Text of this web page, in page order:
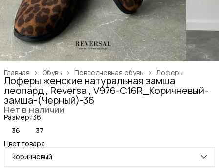
Лоферы
Повседневная обувь ›
Обувь ›
Главная ›
Лоферы женские натуральная замша
леопард , Reversal, V976-C16R_Коричневый-
замша-(Черный)-36
Нет в наличии
Размер: 36
36
37
Цвет товара
коричневый